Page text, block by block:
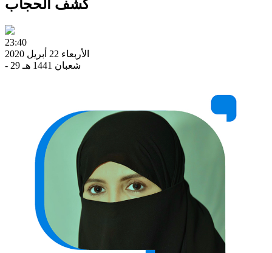
كشف الحجاب
23:40
الأربعاء 22 أبريل 2020
- 29 شعبان 1441 هـ